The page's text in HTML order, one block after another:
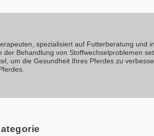
spezialisiert auf Futterberatung und
Behandlung von Stoffwechselproblemen
um die Gesundheit Ihres Pferdes zu